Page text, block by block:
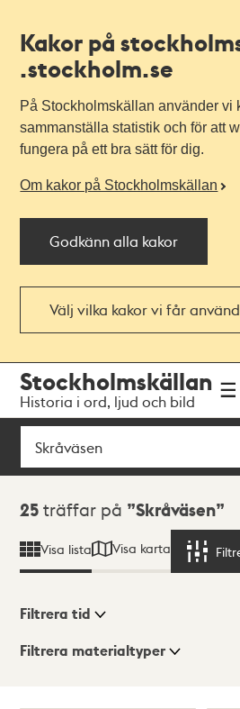
Kakor på
.stockholm.se
På Stockholmskällan använder vi
sammanställa statistik och för att
fungera på ett bra sätt för dig.
Om kakor på Stockholmskällan
Godkänn alla kakor
Välj vilka kakor vi får
navigationen
huvudinnehållet
Stockholmskällan
Historia i ord, ljud och bild
Sök
Sökresultat
25 träffar på Skråväsen
Visa lista Visa karta
Visningsläge
Filtrera tid
Filtrera materialtyper